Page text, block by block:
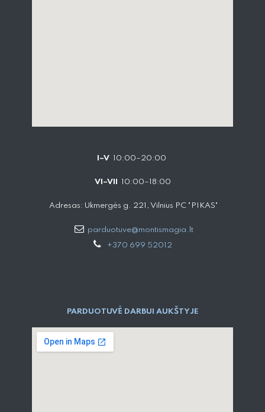
I–V 10:00–20:00
VI–VII 10:00–18:00
Adresas: Ukmergės g. 221, Vilnius PC "PIKAS"
parduotuve@montismagia.lt
+370 699 52012
PARDUOTUVĖ DARBUI AUKŠTYJE